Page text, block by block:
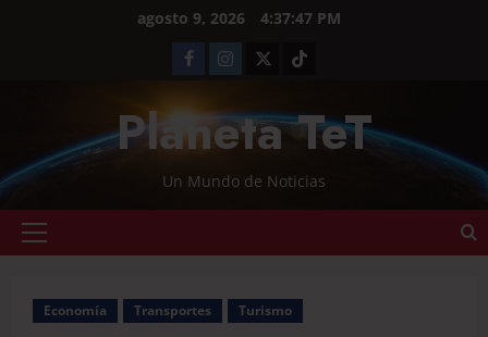
agosto 9, 2026 4:37:47 PM
Planeta TeT
Un Mundo de Noticias
Economía Transportes Turismo